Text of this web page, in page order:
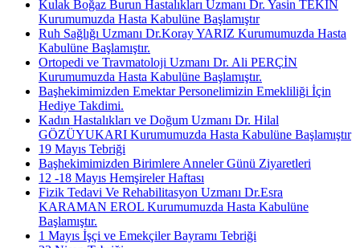
Kulak Boğaz Burun Hastalıkları Uzmanı Dr. Yasin TEKİN
Kurumumuzda Hasta Kabulüne Başlamıştır
Ruh Sağlığı Uzmanı Dr.Koray YARIZ Kurumumuzda Hasta
Kabulüne Başlamıştır.
Ortopedi ve Travmatoloji Uzmanı Dr. Ali PERÇİN
Kurumumuzda Hasta Kabulüne Başlamıştır.
Başhekimimizden Emektar Personelimizin Emekliliği İçin
Hediye Takdimi.
Kadın Hastalıkları ve Doğum Uzmanı Dr. Hilal
GÖZÜYUKARI Kurumumuzda Hasta Kabulüne Başlamıştır
19 Mayıs Tebriği
Başhekimimizden Birimlere Anneler Günü Ziyaretleri
12 -18 Mayıs Hemşireler Haftası
Fizik Tedavi Ve Rehabilitasyon Uzmanı Dr.Esra
KARAMAN EROL Kurumumuzda Hasta Kabulüne
Başlamıştır.
1 Mayıs İşçi ve Emekçiler Bayramı Tebriği